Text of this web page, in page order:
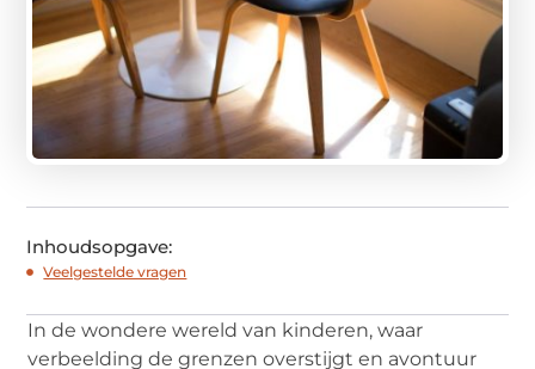
Inhoudsopgave:
Veelgestelde vragen
In de wondere wereld van kinderen, waar
verbeelding de grenzen overstijgt en avontuur